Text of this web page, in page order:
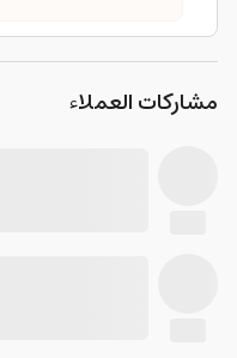
مشاركات العملاء